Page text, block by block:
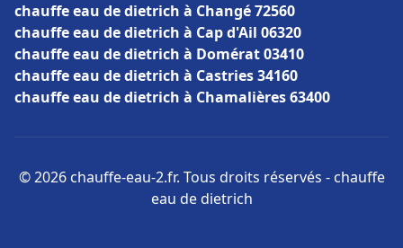
chauffe eau de dietrich à Changé 72560
chauffe eau de dietrich à Cap d'Ail 06320
chauffe eau de dietrich à Domérat 03410
chauffe eau de dietrich à Castries 34160
chauffe eau de dietrich à Chamalières 63400
© 2026 chauffe-eau-2.fr. Tous droits réservés - chauffe
eau de dietrich